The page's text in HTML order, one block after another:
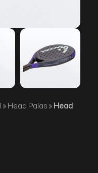
» Head Palas » Head